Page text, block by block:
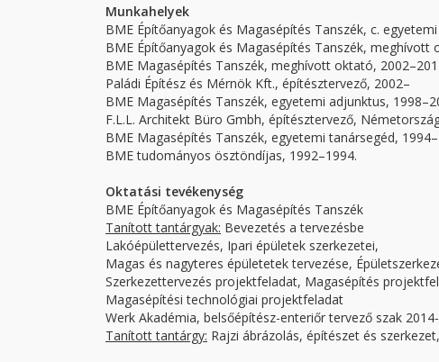
Munkahelyek
BME Építőanyagok és Magasépítés Tanszék, c.
BME Építőanyagok és Magasépítés Tanszék, meghívott
BME Magasépítés Tanszék, meghívott oktató,
Paládi Építész és Mérnök Kft., építésztervező, 2002–
BME Magasépítés Tanszék, egyetemi adjunktus,
F.L.L. Architekt Büro Gmbh, építésztervező,
BME Magasépítés Tanszék, egyetemi tanársegéd,
BME tudományos ösztöndíjas, 1992–1994.
Oktatási tevékenység
BME Építőanyagok és Magasépítés Tanszék
Tanított tantárgyak: Bevezetés a tervezésbe
Lakóépülettervezés, Ipari épületek szerkezetei,
Magas és nagyteres épületetek tervezése,
Szerkezettervezés projektfeladat, Magasépítés
Magasépítési technológiai projektfeladat
Werk Akadémia, belsőépítész-enteriőr tervező szak
Tanított tantárgy: Rajzi ábrázolás, építészet és